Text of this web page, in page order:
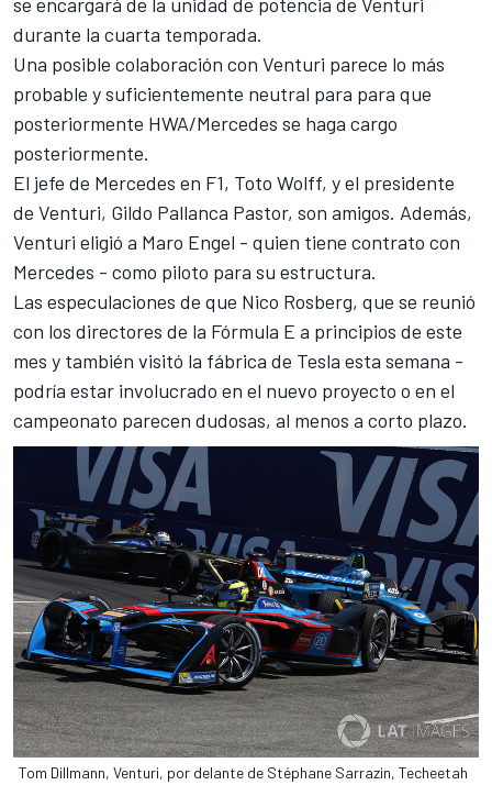
durante la cuarta temporada.
Una posible colaboración con Venturi parece lo más
probable y suficientemente neutral para para que
posteriormente HWA/Mercedes se haga cargo
posteriormente.
El jefe de Mercedes en F1, Toto Wolff, y el presidente
de Venturi, Gildo Pallanca Pastor, son amigos. Además,
Venturi eligió a Maro Engel - quien tiene contrato con
Mercedes - como piloto para su estructura.
Las especulaciones de que Nico Rosberg, que se reunió
con los directores de la Fórmula E a principios de este
mes y también visitó la fábrica de Tesla esta semana -
podría estar involucrado en el nuevo proyecto o en el
campeonato parecen dudosas, al menos a corto plazo.
Tom Dillmann, Venturi, por delante de Stéphane Sarrazin, Techeetah